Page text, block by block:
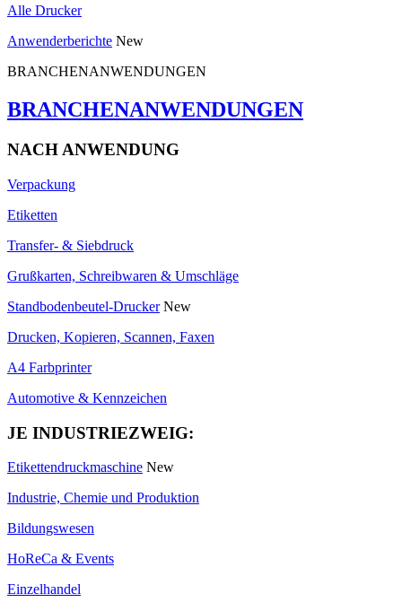
Alle Drucker
Anwenderberichte New
BRANCHENANWENDUNGEN
BRANCHENANWENDUNGEN
NACH ANWENDUNG
Verpackung
Etiketten
Transfer- & Siebdruck
Grußkarten, Schreibwaren & Umschläge
Standbodenbeutel-Drucker New
Drucken, Kopieren, Scannen, Faxen
A4 Farbprinter
Automotive & Kennzeichen
JE INDUSTRIEZWEIG:
Etikettendruckmaschine New
Industrie, Chemie und Produktion
Bildungswesen
HoReCa & Events
Einzelhandel